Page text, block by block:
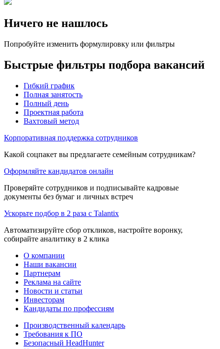
Ничего не нашлось
Попробуйте изменить формулировку или фильтры
Быстрые фильтры подбора вакансий
Гибкий график
Полная занятость
Полный день
Проектная работа
Вахтовый метод
Корпоративная поддержка сотрудников
Какой соцпакет вы предлагаете семейным сотрудникам?
Оформляйте кандидатов онлайн
Проверяйте сотрудников и подписывайте кадровые
документы без бумаг и личных встреч
Ускорьте подбор в 2 раза с Talantix
Автоматизируйте сбор откликов, настройте воронку,
собирайте аналитику в 2 клика
О компании
Наши вакансии
Партнерам
Реклама на сайте
Новости и статьи
Инвесторам
Кандидаты по профессиям
Производственный календарь
Требования к ПО
Безопасный HeadHunter